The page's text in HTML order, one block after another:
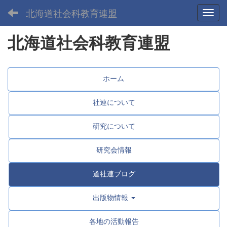
北海道社会科教育連盟
北海道社会科教育連盟
ホーム
社連について
研究について
研究会情報
道社連ブログ
出版物情報
各地の活動報告